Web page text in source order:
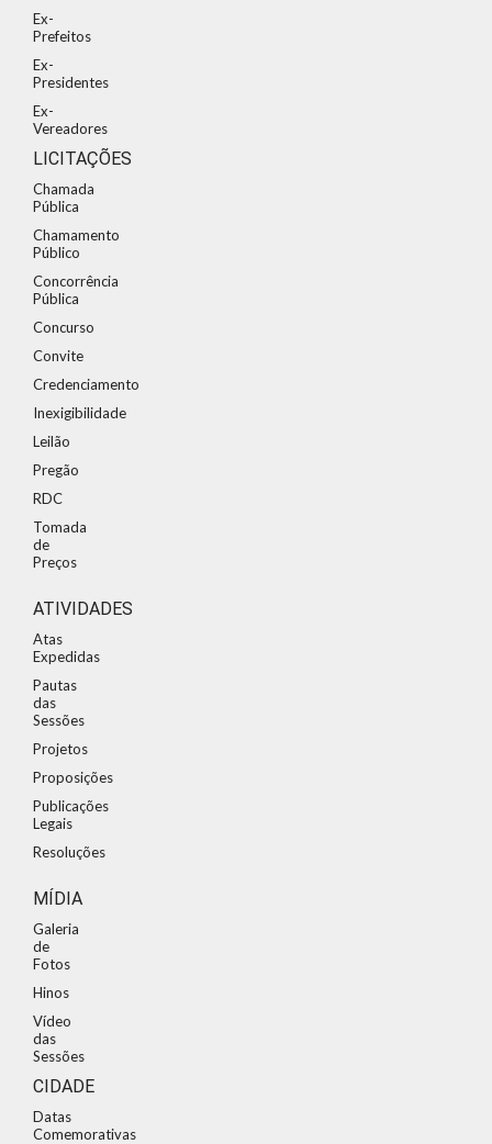
Ex-
Prefeitos
Ex-
Presidentes
Ex-
Vereadores
LICITAÇÕES
Chamada
Pública
Chamamento
Público
Concorrência
Pública
Concurso
Convite
Credenciamento
Inexigibilidade
Leilão
Pregão
RDC
Tomada
de
Preços
ATIVIDADES
Atas
Expedidas
Pautas
das
Sessões
Projetos
Proposições
Publicações
Legais
Resoluções
MÍDIA
Galeria
de
Fotos
Hinos
Vídeo
das
Sessões
CIDADE
Datas
Comemorativas